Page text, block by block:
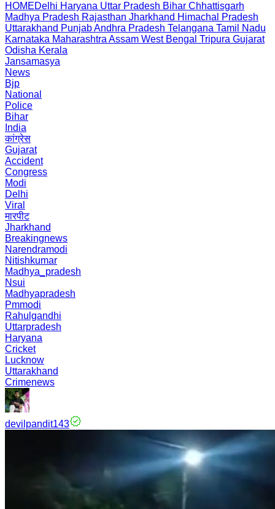
HOMEDelhi Haryana Uttar Pradesh Bihar Chhattisgarh
Madhya Pradesh Rajasthan Jharkhand Himachal Pradesh
Uttarakhand PunjabAndhra Pradesh Telangana Tamil Nadu
Karnataka Maharashtra Assam West Bengal Tripura Gujarat
Odisha Kerala
Jansamasya
News
Bjp
National
Police
Bihar
India
कांग्रेस
Gujarat
Accident
Congress
Modi
Delhi
Viral
मारपीट
Jharkhand
Breakingnews
Narendramodi
Nitishkumar
Madhya_pradesh
Nsui
Madhyapradesh
Pmmodi
Rahulgandhi
Uttarpradesh
Haryana
Cricket
Lucknow
Uttarakhand
Crimenews
devilpandit143